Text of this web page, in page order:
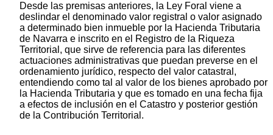
Desde las premisas anteriores, la Ley Foral viene a
deslindar el denominado valor registral o valor asignado
a determinado bien inmueble por la Hacienda Tributaria
de Navarra e inscrito en el Registro de la Riqueza
Territorial, que sirve de referencia para las diferentes
actuaciones administrativas que puedan preverse en el
ordenamiento jurídico, respecto del valor catastral,
entendiendo como tal al valor de los bienes aprobado por
la Hacienda Tributaria y que es tomado en una fecha fija
a efectos de inclusión en el Catastro y posterior gestión
de la Contribución Territorial.